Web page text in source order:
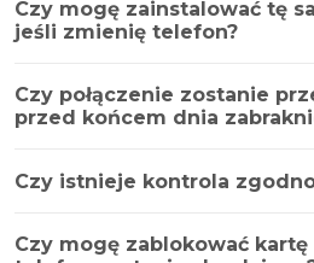
Czy mogę zainstalować tę
jeśli zmienię telefon?
Czy połączenie zostanie
przed końcem dnia
Czy istnieje kontrola
Czy mogę zablokować kartę